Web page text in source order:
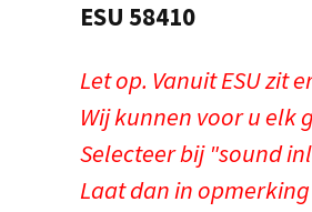
ESU 58410
Let op. Vanuit ESU zit
Wij kunnen voor u elk
Selecteer bij "sound
Laat dan in